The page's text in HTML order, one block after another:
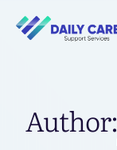
Author: